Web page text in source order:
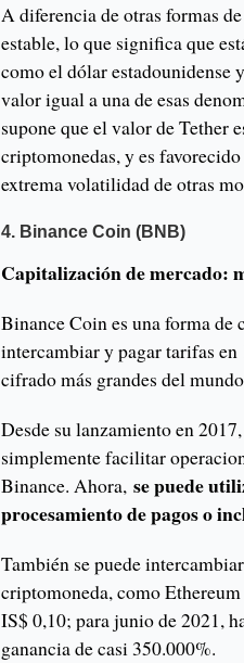
A diferencia de otras formas
estable, lo que significa que
como el dólar estadounidense
valor igual a una de esas
supone que el valor de Tether
criptomonedas, y es
extrema volatilidad de otras
4. Binance Coin (BNB)
Capitalización de mercado:
Binance Coin es una forma de
intercambiar y pagar tarifas
cifrado más grandes del
Desde su lanzamiento en
simplemente facilitar
Binance. Ahora,se puede
procesamiento de pagos o
También se puede
criptomoneda, como
IS$ 0,10; para junio de 2021,
ganancia de casi 350.000%.